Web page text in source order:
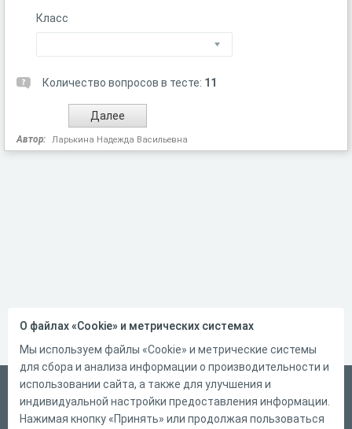
Класс
Количество вопросов в тесте: 11
Автор: Ларькина Надежда Васильевна
Русский
Справка
О файлах «Cookie» и метрических системах
Мы используем файлы «Cookie» и метрические системы
для сбора и анализа информации о производительности и
использовании сайта, а также для улучшения и
индивидуальной настройки предоставления информации.
Нажимая кнопку «Принять» или продолжая пользоваться